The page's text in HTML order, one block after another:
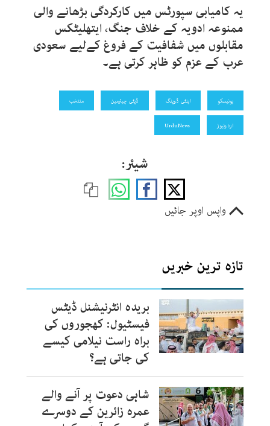
یہ کامیابی سپورٹس میں کارکردگی بڑھانے والی
ممنوعہ ادویہ کے خلاف جنگ، ایتھلیٹکس
مقابلوں میں شفافیت کے فروغ کےلیے سعودی
عرب کے عزم کو ظاہر کرتی ہے۔
یونیسکو اینٹی ڈوپنگ ڈپٹی چیئرمین منتخب
اردونیوز UrduNews
شیئر:
واپس اوپر جائیں
تازہ ترین خبریں
بریدہ انٹرنیشنل ڈیٹس
فیسٹیول: کھجوروں کی
براہ راست نیلامی کیسے
کی جاتی ہے؟
شاہی دعوت پر آنے والے
عمرہ زائرین کے دوسرے